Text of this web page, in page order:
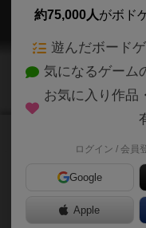
パンツァー・
スモレンスクを
は如何に？
約75,000人がボド
遊んだボード
気になるゲーム
お気に入り作品
ログイン / 会員
Google
Apple